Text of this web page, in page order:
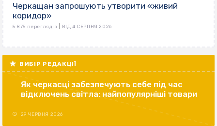
Черкащан запрошують утворити «живий
коридор»
5 875 переглядів ВІД 4 СЕРПНЯ 2026
ВИБІР РЕДАКЦІЇ
Як черкасці забезпечують себе під час
відключень світла: найпопулярніші товари
29 ЧЕРВНЯ 2026